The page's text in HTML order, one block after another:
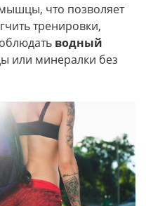
что позволяет
тренировки,
водный
или минералки без